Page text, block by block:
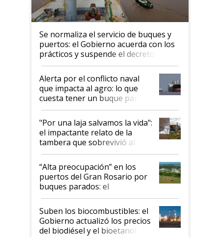
Se normaliza el servicio de buques y
puertos: el Gobierno acuerda con los
prácticos y suspende el decreto de
desregulación
Alerta por el conflicto naval
que impacta al agro: lo que
cuesta tener un buque parado
y el peligro de que Argentina
pase a ser "país sucio"
"Por una laja salvamos la vida":
el impactante relato de la
tambera que sobrevivió al
tornado
“Alta preocupación” en los
puertos del Gran Rosario por
buques parados: el
funcionamiento de las
exportadoras en tensión tras
la medida de fuerza de los
prácticos
Suben los biocombustibles: el
Gobierno actualizó los precios
del biodiésel y el bioetanol